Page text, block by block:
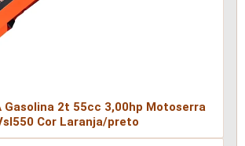
Gasolina 2t 55cc 3,00hp Motoserra
Cor Laranja/preto